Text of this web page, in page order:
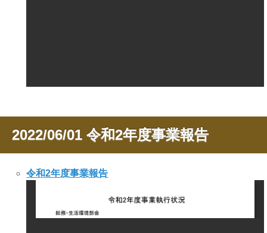
2022/06/01 令和2年度事業報告
令和2年度事業報告